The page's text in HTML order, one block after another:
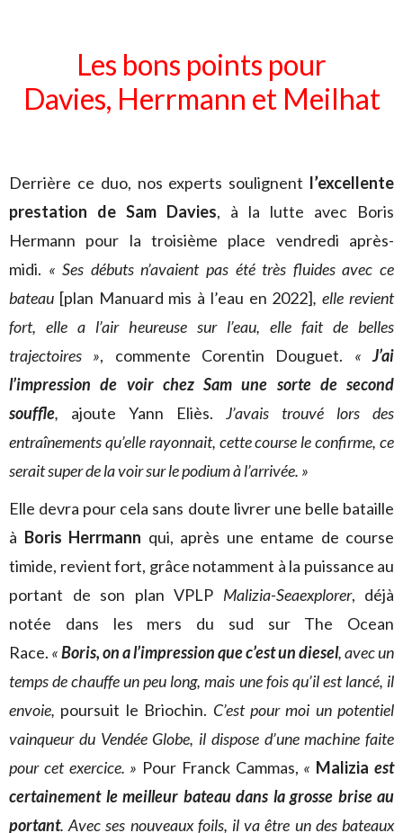
Les bons points pour
Davies, Herrmann et Meilhat
Derrière ce duo, nos experts soulignent l’excellente
prestation de Sam Davies, à la lutte avec Boris
Hermann pour la troisième place vendredi après-
midi. « Ses débuts n’avaient pas été très fluides avec ce
bateau [plan Manuard mis à l’eau en 2022], elle revient
fort, elle a l’air heureuse sur l’eau, elle fait de belles
trajectoires », commente Corentin Douguet. «J’ai
l’impression de voir chez Sam une sorte de second
souffle, ajoute Yann Eliès. J’avais trouvé lors des
entraînements qu’elle rayonnait, cette course le confirme, ce
serait super de la voir sur le podium à l’arrivée. »
Elle devra pour cela sans doute livrer une belle bataille
à Boris Herrmann qui, après une entame de course
timide, revient fort, grâce notamment à la puissance au
portant de son plan VPLP Malizia-Seaexplorer, déjà
notée dans les mers du sud sur The Ocean
Race. «Boris, on a l’impression que c’est un diesel, avec un
temps de chauffe un peu long, mais une fois qu’il est lancé, il
envoie, poursuit le Briochin. C’est pour moi un potentiel
vainqueur du Vendée Globe, il dispose d’une machine faite
pour cet exercice. » Pour Franck Cammas, « Malizia est
certainement le meilleur bateau dans la grosse brise au
portant. Avec ses nouveaux foils, il va être un des bateaux